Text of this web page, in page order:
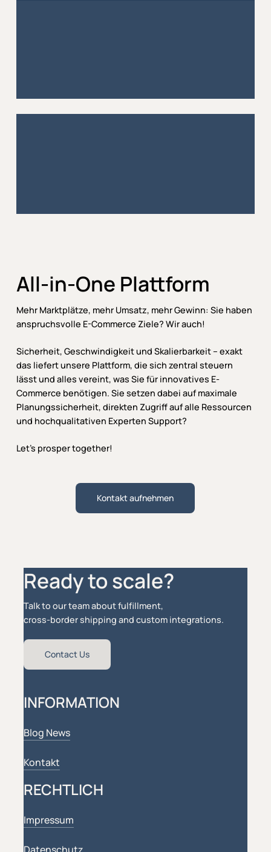
All-in-One Plattform
Mehr Marktplätze, mehr Umsatz, mehr Gewinn: Sie haben
anspruchsvolle E-Commerce Ziele? Wir auch!
Sicherheit, Geschwindigkeit und Skalierbarkeit – exakt
das liefert unsere Plattform, die sich zentral steuern
lässt und alles vereint, was Sie für innovatives E-
Commerce benötigen. Sie setzen dabei auf maximale
Planungssicherheit, direkten Zugriff auf alle Ressourcen
und hochqualitativen Experten Support?
Let’s prosper together!
Kontakt aufnehmen
Ready to scale?
Talk to our team about fulfillment,
cross-border shipping and custom integrations.
Contact Us
INFORMATION
Blog News
Kontakt
RECHTLICH
Impressum